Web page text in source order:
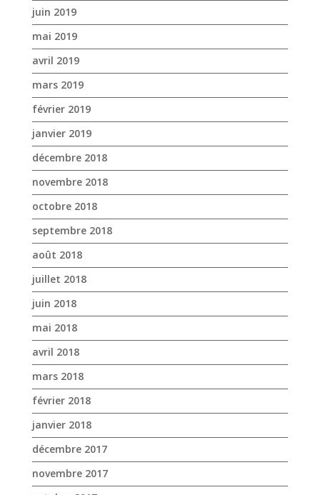
janvier 2019
décembre 2018
novembre 2018
octobre 2018
septembre 2018
août 2018
juillet 2018
juin 2018
mai 2018
avril 2018
mars 2018
février 2018
janvier 2018
décembre 2017
novembre 2017
octobre 2017
avril 2017